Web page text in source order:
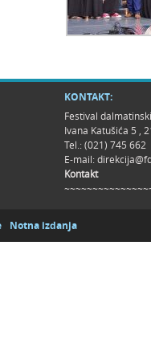
KONTAKT:
Festival
Ivana Katušića 5 ,
Tel.: (021) 745 662
E-mail:
Kontakt
Notna izdanja